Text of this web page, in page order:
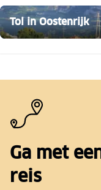
Tol in Oostenrijk
Ga met
reis